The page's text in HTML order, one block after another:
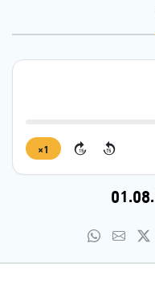
15
15
1×